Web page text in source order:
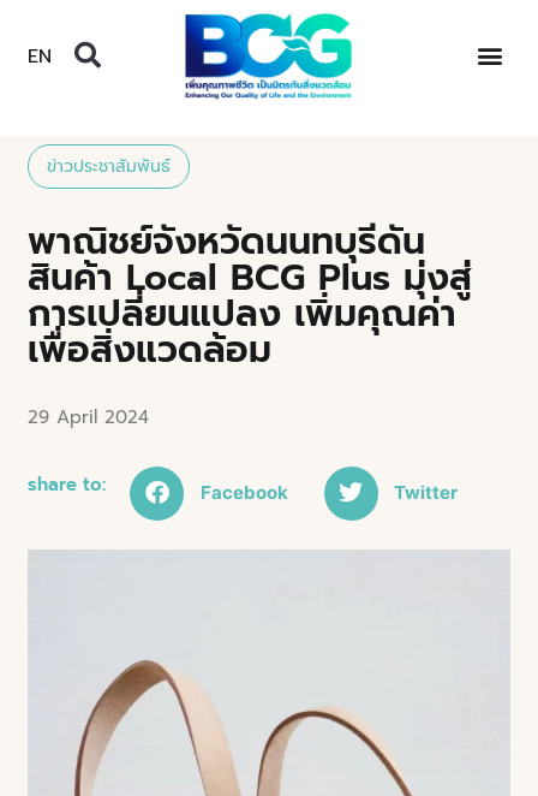
EN
ข่าวประชาสัมพันธ์
พาณิชย์จังหวัดนนทบุรีดัน
สินค้า Local BCG Plus มุ่งสู่
การเปลี่ยนแปลง เพิ่มคุณค่า
เพื่อสิ่งแวดล้อม
29 April 2024
share to: Facebook Twitter